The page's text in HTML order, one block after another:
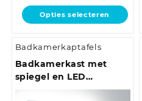
tot
€156,14
Opties selecteren
Dit
product
meerdere
variaties.
Deze
Badkamerkaptafels
Badkamerkast met
spiegel en LED
80x12x45 cm acryl